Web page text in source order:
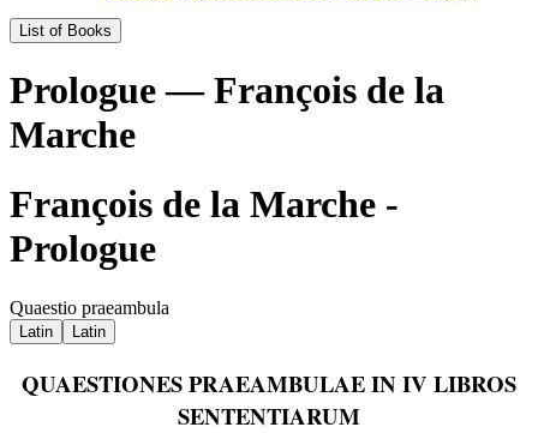
List of Books
Prologue — François de la
Marche
François de la Marche -
Prologue
Quaestio praeambula
Latin Latin
QUAESTIONES PRAEAMBULAE IN IV LIBROS
SENTENTIARUM